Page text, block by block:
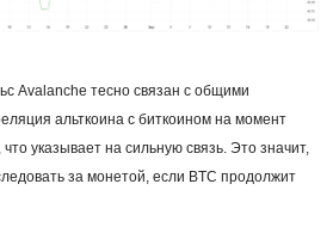
Avalanche тесно связан с общими
альткоина с биткоином на момент
указывает на сильную связь. Это значит,
за монетой, если BTC продолжит